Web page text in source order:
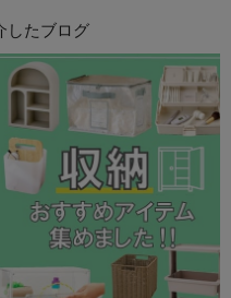
したブログ